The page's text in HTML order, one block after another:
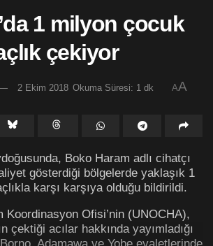
1 milyon çocuk
çekiyor
2 Ekim 2018 Okuma Süresi: 1 dk AA
Boko Haram adlı cihatçı
gösterdiği bölgelerde yaklaşık 1
karşı karşıya olduğu bildirildi.
Koordinasyon Ofisi’nin (UNOCHA),
çektiği acılar hakkında yayımladığı